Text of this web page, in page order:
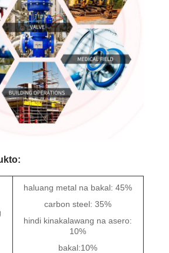
haluang metal na bakal: 45%
carbon steel: 35%
hindi kinakalawang na asero:
10%
bakal:10%